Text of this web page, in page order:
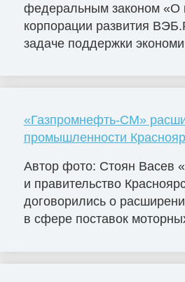
федеральным законом «О
корпорации развития
задаче поддержки
«Газпромнефть-СМ»
промышленности
Автор фото: Стоян Васев
и правительство
договорились о
в сфере поставок